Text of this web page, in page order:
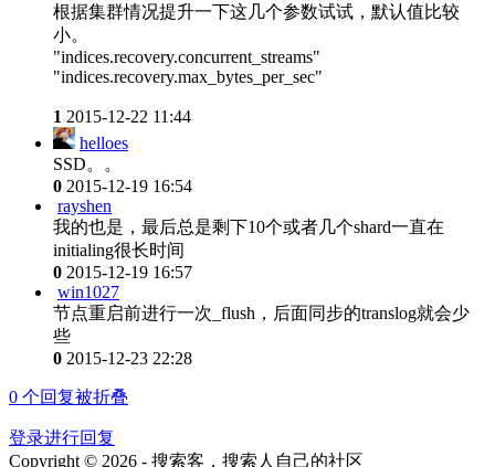
根据集群情况提升一下这几个参数试试，默认值比较
小。
"indices.recovery.concurrent_streams"
"indices.recovery.max_bytes_per_sec"
1 2015-12-22 11:44
helloes
SSD。。
0 2015-12-19 16:54
rayshen
我的也是，最后总是剩下10个或者几个shard一直在
initialing很长时间
0 2015-12-19 16:57
win1027
节点重启前进行一次_flush，后面同步的translog就会少
些
0 2015-12-23 22:28
0 个回复被折叠
登录进行回复
Copyright © 2026 - 搜索客，搜索人自己的社区